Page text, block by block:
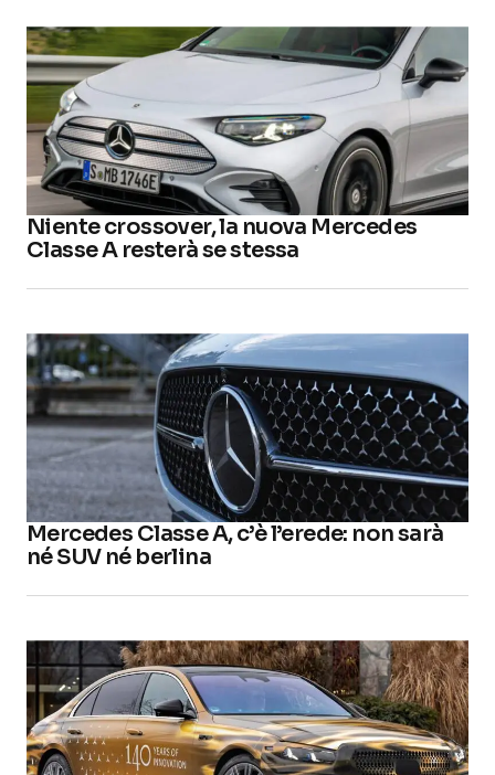
Niente crossover, la nuova Mercedes
Classe A resterà se stessa
Mercedes Classe A, c’è l’erede: non sarà
né SUV né berlina